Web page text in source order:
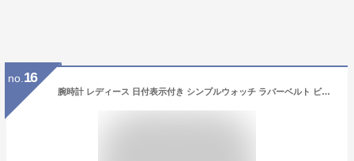
no. 16
腕時計 レディース 日付表示付き シンプルウォッチ ラバーベルト ビッグフェイス メンズ 男女兼用 かわいい おしゃれ ウォッチ 日付 カレンダー ダイアリー シンプル 見やすい 1年間のメーカー保証付 メール便送料無料